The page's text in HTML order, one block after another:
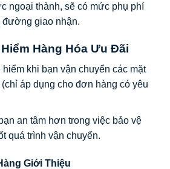
ngoại thành, sẽ có mức phụ phí
đường giao nhận.
Hàng Hóa Ưu Đãi
khi bạn vận chuyển các mặt
áp dụng cho đơn hàng có yêu
an tâm hơn trong việc bảo vệ
quá trình vận chuyển.
Giới Thiệu